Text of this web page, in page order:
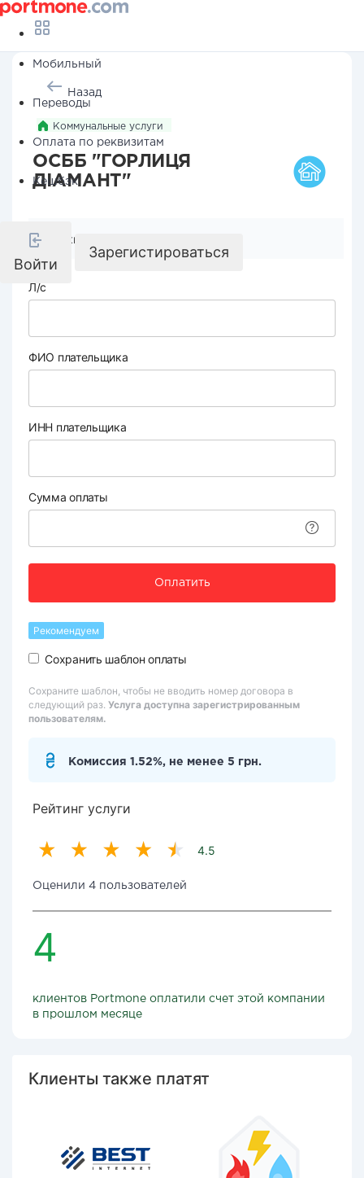
Мобильный
Переводы
Оплата по реквизитам
Кешбэк
Войти
Зарегистироваться
Назад
Коммунальные услуги
ОСББ "ГОРЛИЦЯ
ДІАМАНТ"
Реквизиты компании
Л/с
ФИО плательщика
ИНН плательщика
Сумма оплаты
Оплатить
Рекомендуем
Сохранить шаблон оплаты
Сохраните шаблон, чтобы не вводить номер договора в
следующий раз. Услуга доступна зарегистрированным
пользователям.
Комиссия 1.52%, не менее 5 грн.
Рейтинг услуги
4.5
Оценили 4 пользователей
4
клиентов Portmone оплатили счет этой компании
в прошлом месяце
Клиенты также платят